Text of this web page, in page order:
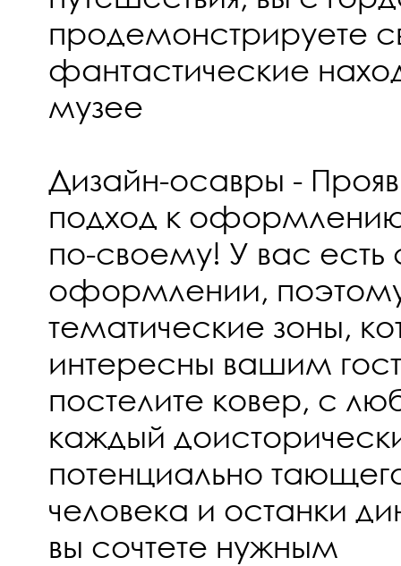
продемонстрируете
фантастические
музее
Дизайн-осавры -
подход к
по-своему! У вас есть
оформлении,
тематические зоны,
интересны вашим
постелите ковер, с
каждый
потенциально
человека и останки
вы сочтете нужным